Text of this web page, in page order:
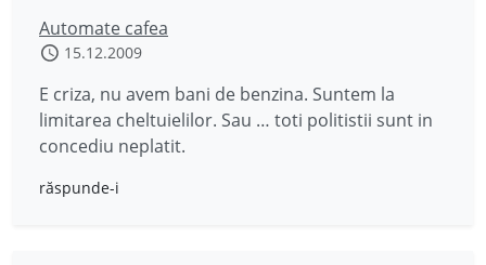
Automate cafea
15.12.2009
E criza, nu avem bani de benzina. Suntem la
limitarea cheltuielilor. Sau … toti politistii sunt in
concediu neplatit.
răspunde-i